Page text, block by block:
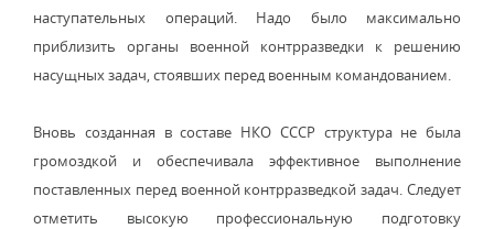
наступательных операций. Надо было максимально
приблизить органы военной контрразведки к решению
насущных задач, стоявших перед военным командованием.
Вновь созданная в составе НКО СССР структура не была
громоздкой и обеспечивала эффективное выполнение
поставленных перед военной контрразведкой задач. Следует
отметить высокую профессиональную подготовку